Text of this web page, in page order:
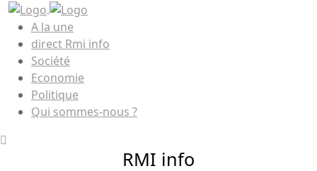
A la une
direct Rmi info
Société
Economie
Politique
Qui sommes-nous ?
RMI info